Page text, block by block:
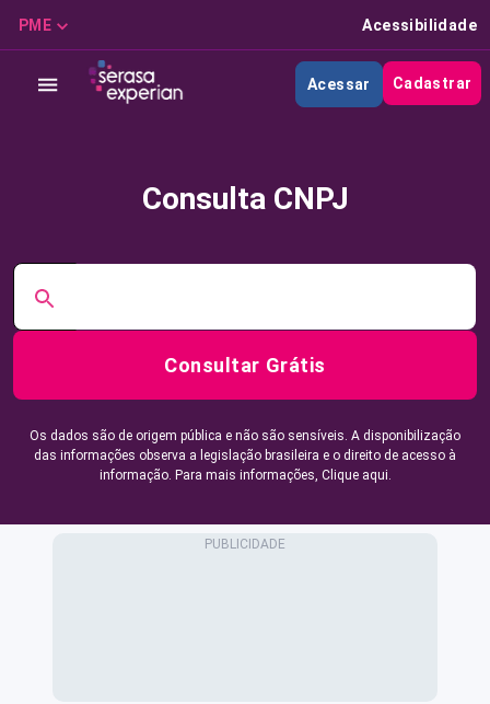
PME Acessibilidade
Acessar Cadastrar
Consulta CNPJ
Consultar Grátis
Os dados são de origem pública e não são sensíveis. A disponibilização
das informações observa a legislação brasileira e o direito de acesso à
informação. Para mais informações, Clique aqui.